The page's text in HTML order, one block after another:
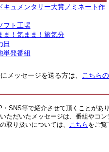
キュメンタリー大賞ノミネート作
フト工場
ま！気まま！旅気分
日
単発番組
にメッセージを送る方は、 こちら
・SNS等で紹介させて頂くことがあ
いただいたメッセージは、番組やコ
取り扱いについては、
こちら をご覧